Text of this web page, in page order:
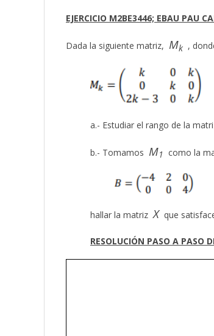
EJERCICIO M2BE3446; EBAU PAU
Dada la siguiente matriz, Mk ,
a.- Estudiar el rango de la
b.- Tomamos M1 como la
hallar la matrizXque
RESOLUCIÓN PASO A PASO